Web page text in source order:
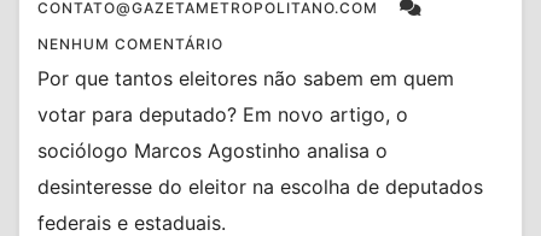
CONTATO@GAZETAMETROPOLITANO.COM
NENHUM COMENTÁRIO
Por que tantos eleitores não sabem em quem
votar para deputado? Em novo artigo, o
sociólogo Marcos Agostinho analisa o
desinteresse do eleitor na escolha de deputados
federais e estaduais.